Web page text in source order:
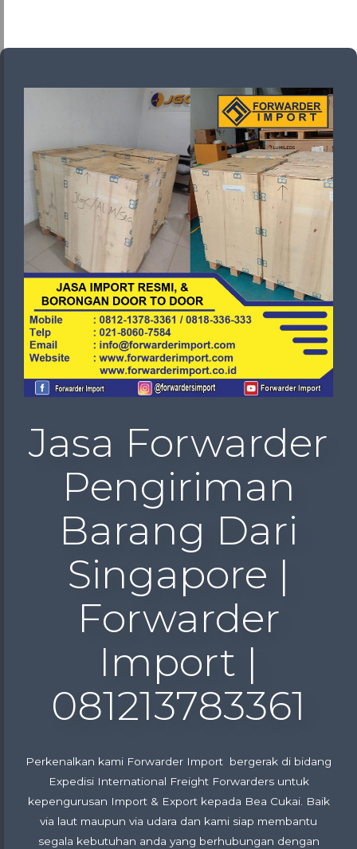
Jasa Forwarder
Pengiriman
Barang Dari
Singapore |
Forwarder
Import |
081213783361
Perkenalkan kami Forwarder Import bergerak di bidang
Expedisi International Freight Forwarders untuk
kepengurusan Import & Export kepada Bea Cukai. Baik
via laut maupun via udara dan kami siap membantu
segala kebutuhan anda yang berhubungan dengan